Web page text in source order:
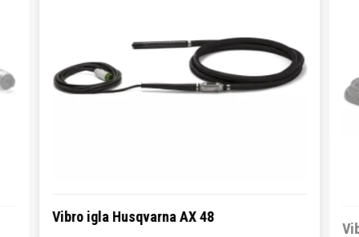
Vibro igla Husqvarna AX 48